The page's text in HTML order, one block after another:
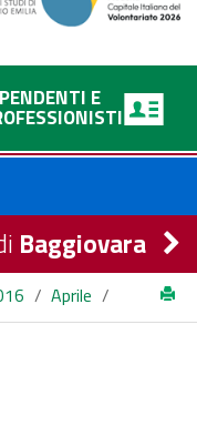
E
Baggiovara
/ Aprile /